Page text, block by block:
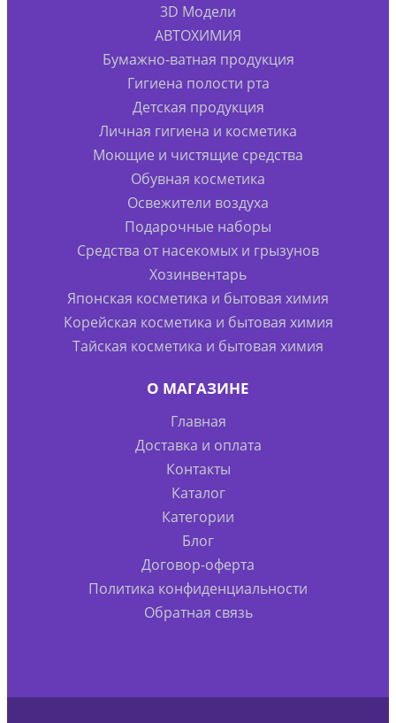
3D Модели
АВТОХИМИЯ
Бумажно-ватная продукция
Гигиена полости рта
Детская продукция
Личная гигиена и косметика
Моющие и чистящие средства
Обувная косметика
Освежители воздуха
Подарочные наборы
Средства от насекомых и грызунов
Хозинвентарь
Японская косметика и бытовая химия
Корейская косметика и бытовая химия
Тайская косметика и бытовая химия
О МАГАЗИНЕ
Главная
Доставка и оплата
Контакты
Каталог
Категории
Блог
Договор-оферта
Политика конфиденциальности
Обратная связь